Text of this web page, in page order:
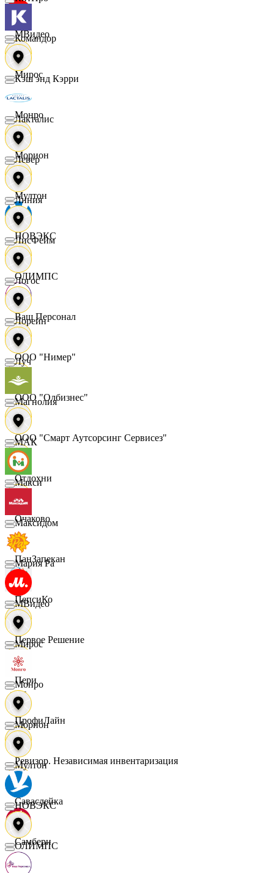
МВидео
Мирос
Монро
Морион
Мултон
НОВЭКС
ОЛИМПС
Ваш Персонал
ООО "Нимер"
ООО "Олбизнес"
ООО "Смарт Аутсорсинг Сервисез"
Отдохни
Очаково
ПанЗапекан
ПепсиКо
Первое Решение
Пери
ПрофиЛайн
Ревизор. Независимая инвентаризация
Саваслейка
Самбери
Командор
Кэш энд Кэрри
Лакталис
Левер
Линия
ЛисФейм
Логос
Лорейн
Луч
Магнолия
МАК
Макси
Максидом
Мария Ра
МВидео
Мирос
Монро
Морион
Мултон
НОВЭКС
ОЛИМПС